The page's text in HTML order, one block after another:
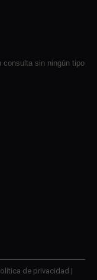
consulta sin ningún tipo
de privacidad |